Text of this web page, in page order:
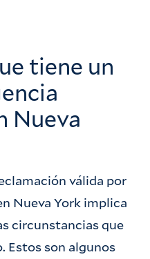
tiene un
Nueva
válida por
Nueva York implica
circunstancias que
Estos son algunos